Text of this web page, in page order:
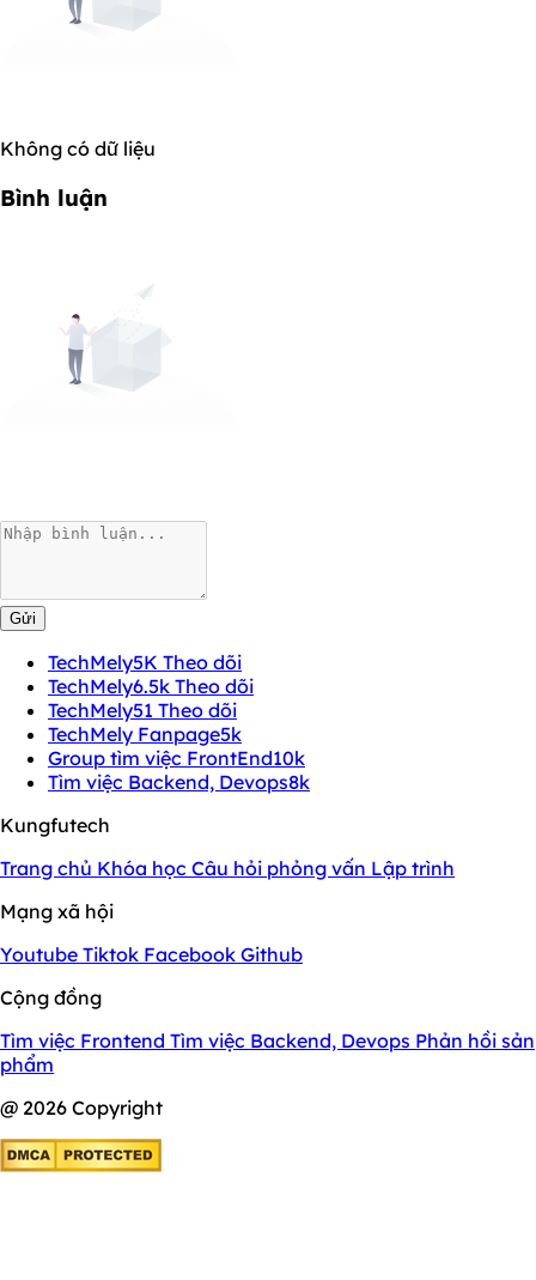
Không có dữ liệu
Bình luận
Gửi
TechMely5K Theo dõi
TechMely6.5k Theo dõi
TechMely51 Theo dõi
TechMely Fanpage5k
Group tìm việc FrontEnd10k
Tìm việc Backend, Devops8k
Kungfutech
Trang chủ Khóa học Câu hỏi phỏng vấn Lập trình
Mạng xã hội
Youtube Tiktok Facebook Github
Cộng đồng
Tìm việc Frontend Tìm việc Backend, Devops Phản hồi sản
phẩm
@ 2026 Copyright